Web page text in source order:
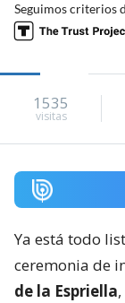
Seguimos criterios
1535
visitas
Ya está todo
ceremonia de
de la Espriella